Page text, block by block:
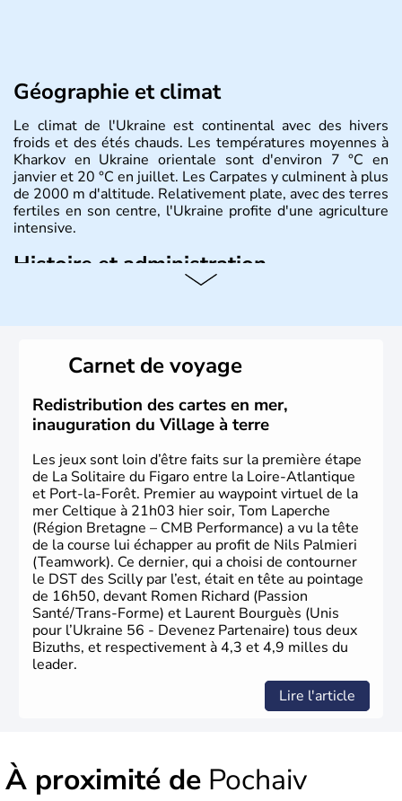
Géographie et climat
Le climat de l'Ukraine est continental avec des hivers
froids et des étés chauds. Les températures moyennes à
Kharkov en Ukraine orientale sont d'environ 7 °C en
janvier et 20 °C en juillet. Les Carpates y culminent à plus
de 2000 m d'altitude. Relativement plate, avec des terres
fertiles en son centre, l'Ukraine profite d'une agriculture
intensive.
Histoire et administration
remonte au 24 août 1991. Sébastopol, Karkhov et
Odessa sont les principales villes d'Ukraine.
Carnet de voyage
Redistribution des cartes en mer,
inauguration du Village à terre
Les jeux sont loin d’être faits sur la première étape
de La Solitaire du Figaro entre la Loire-Atlantique
et Port-la-Forêt. Premier au waypoint virtuel de la
mer Celtique à 21h03 hier soir, Tom Laperche
(Région Bretagne – CMB Performance) a vu la tête
de la course lui échapper au profit de Nils Palmieri
(Teamwork). Ce dernier, qui a choisi de contourner
le DST des Scilly par l’est, était en tête au pointage
de 16h50, devant Romen Richard (Passion
Santé/Trans-Forme) et Laurent Bourguès (Unis
pour l’Ukraine 56 - Devenez Partenaire) tous deux
Bizuths, et respectivement à 4,3 et 4,9 milles du
leader.
Lire l'article
À proximité de Pochaiv